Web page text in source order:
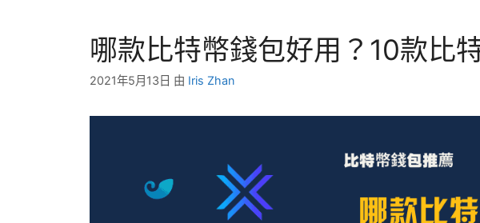
哪款比特幣錢包好用？10款比
2021年5月13日 由 Iris Zhan